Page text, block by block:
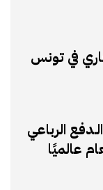
في تونس
الرباعي